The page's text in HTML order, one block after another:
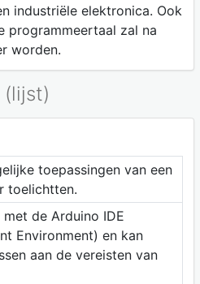
industriële elektronica. Ook
programmeertaal zal na
worden.
(lijst)
toepassingen van een
toelichtten.
de Arduino IDE
Environment) en kan
aan de vereisten van